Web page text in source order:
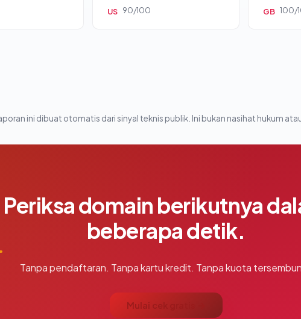
US 90/100 GB 100/
ini dibuat otomatis dari sinyal teknis publik. Ini bukan nasihat hukum
Periksa domain berikutnya
beberapa detik.
Tanpa pendaftaran. Tanpa kartu kredit. Tanpa kuota
Mulai cek gratis →